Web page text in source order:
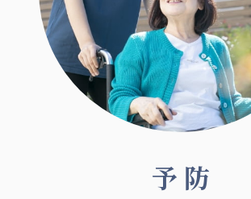
予 防